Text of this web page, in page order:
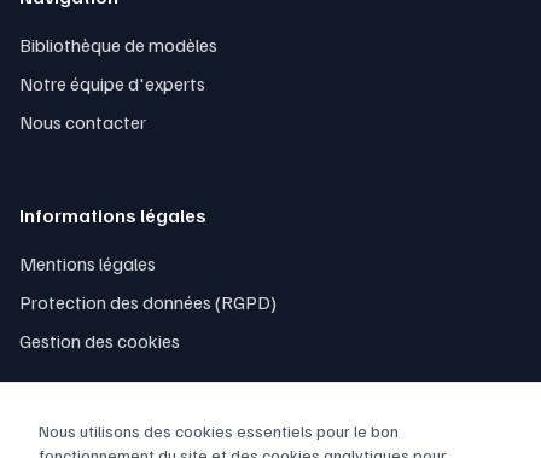
Bibliothèque de modèles
Notre équipe d'experts
Nous contacter
Informations légales
Mentions légales
Protection des données (RGPD)
Gestion des cookies
Nous utilisons des cookies essentiels pour le bon